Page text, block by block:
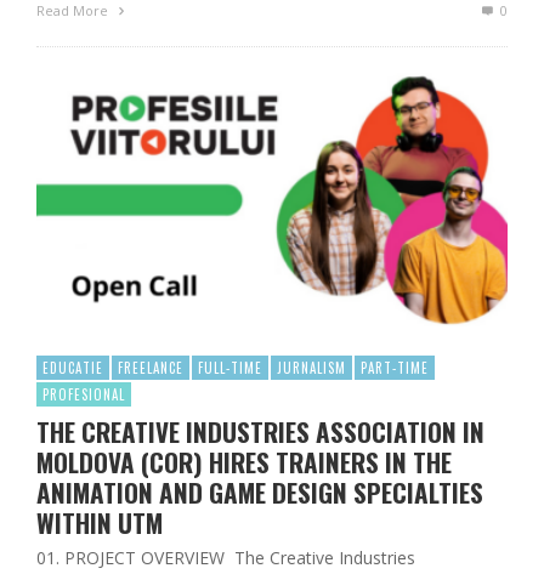
Read More 0
EDUCATIE FREELANCE FULL-TIME JURNALISM
PART-TIME
PROFESIONAL
THE CREATIVE INDUSTRIES ASSOCIATION IN
MOLDOVA (COR) HIRES TRAINERS IN THE
ANIMATION AND GAME DESIGN SPECIALTIES
WITHIN UTM
01. PROJECT OVERVIEW The Creative Industries